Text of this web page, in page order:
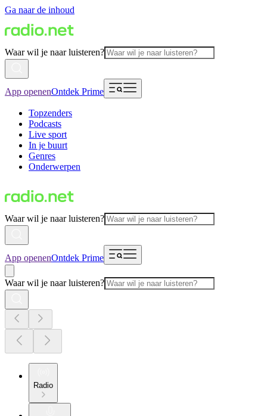
Ga naar de inhoud
Waar wil je naar luisteren?
App openenOntdek Prime
Topzenders
Podcasts
Live sport
In je buurt
Genres
Onderwerpen
Waar wil je naar luisteren?
App openenOntdek Prime
Waar wil je naar luisteren?
Radio